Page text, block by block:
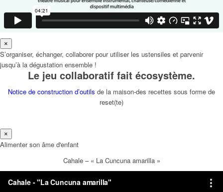
×
S’organiser, échanger, collaborer pour utiliser les ustensiles et parvenir
jusqu’à la dégustation ensemble !
Le jeu collaboratif fait écosystème.
Notice de construction d’outils de la maison-des recettes sous forme de
reset(te)
×
Alimenter son âme d'enfant
Cahale – « La Cuncuna amarilla »